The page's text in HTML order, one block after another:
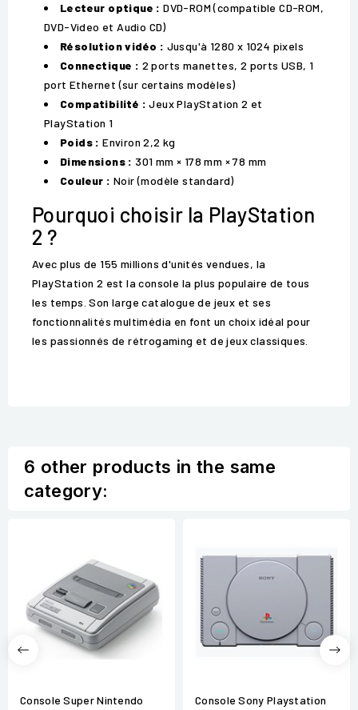
Lecteur optique : DVD-ROM (compatible CD-ROM,
DVD-Video et Audio CD)
Résolution vidéo : Jusqu'à 1280 x 1024 pixels
Connectique : 2 ports manettes, 2 ports USB, 1
port Ethernet (sur certains modèles)
Compatibilité : Jeux PlayStation 2 et
PlayStation 1
Poids : Environ 2,2 kg
Dimensions : 301 mm × 178 mm × 78 mm
Couleur : Noir (modèle standard)
Pourquoi choisir la PlayStation
2 ?
Avec plus de 155 millions d'unités vendues, la
PlayStation 2 est la console la plus populaire de tous
les temps. Son large catalogue de jeux et ses
fonctionnalités multimédia en font un choix idéal pour
les passionnés de rétrogaming et de jeux classiques.
6 other products in the same
category:
Console Super Nintendo
Console Sony Playstation